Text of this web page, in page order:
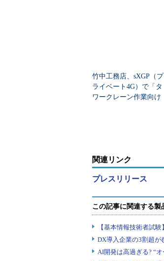
竹中工務店、sXGP（プ
ライベート4G）で「タ
ワークレーン作業向け
関連リンク
プレスリリース